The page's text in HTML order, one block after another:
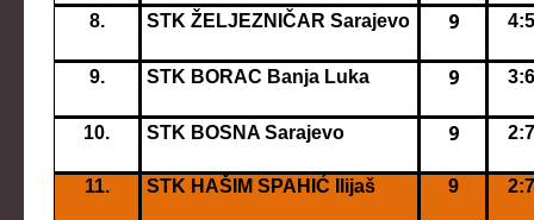
8. STK ŽELJEZNIČAR Sarajevo 9 4:5
9. STK BORAC Banja Luka 9 3:6
10. STK BOSNA Sarajevo 9 2:7
11. STK HAŠIM SPAHIĆ Ilijaš 9 2:7